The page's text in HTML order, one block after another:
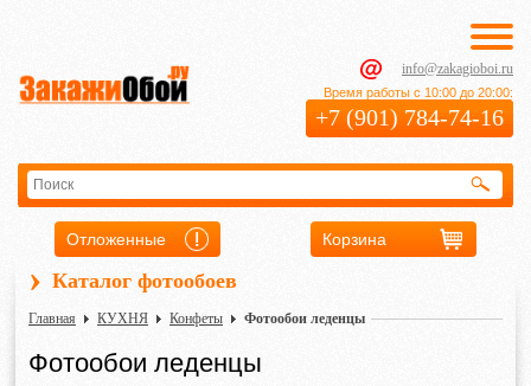
info@zakagioboi.ru
Время работы с 10:00 до 20:00:
+7 (901) 784-74-16
Отложенные Корзина
› Каталог фотообоев
Главная КУХНЯ Конфеты Фотообои леденцы
Фотообои леденцы